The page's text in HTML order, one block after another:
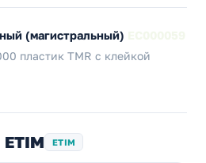
(магистральный)
пластик TMR с клейкой
ETIM